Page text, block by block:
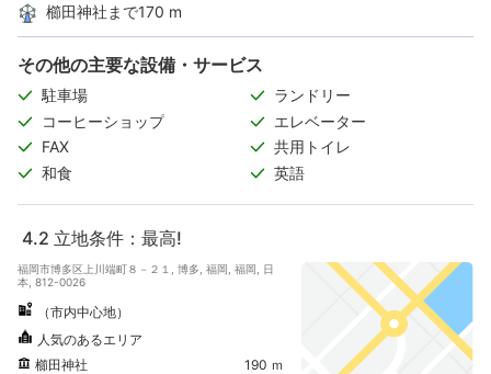
櫛田神社まで170 m
その他の主要な設備・サービス
駐車場
ランドリー
コーヒーショップ
エレベーター
FAX
共用トイレ
和食
英語
4.2 立地条件：最高!
福岡市博多区上川端町８－２１, 博多, 福岡, 福岡, 日
本, 812-0026
（市内中心地）
人気のあるエリア
櫛田神社
190 ｍ